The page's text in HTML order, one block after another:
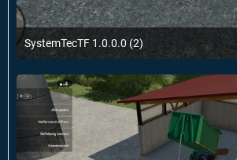
SystemTecTF 1.0.0.0 (2)
9. Januar 2022 um 18:02